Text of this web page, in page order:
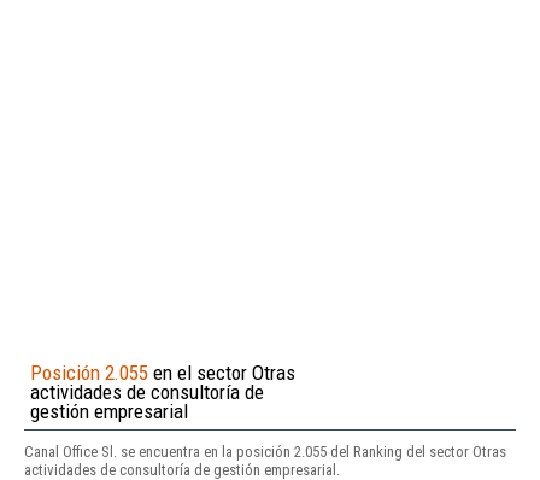
Posición 2.055 en el sector Otras
actividades de consultoría de
gestión empresarial
Canal Office Sl. se encuentra en la posición 2.055 del Ranking del sector Otras
actividades de consultoría de gestión empresarial.